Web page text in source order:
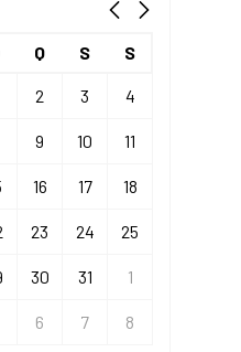
Q S S
2 3 4
9 10 11
16 17 18
23 24 25
30 31 1
6 7 8